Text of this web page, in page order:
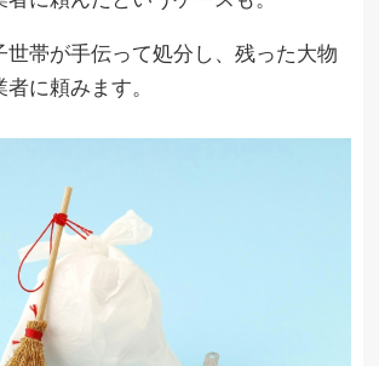
世帯が手伝って処分し、残った大物
に頼みます。